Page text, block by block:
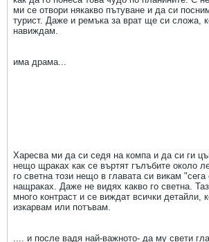
ми се отвори някакво пътуване и да си
турист. Даже и ремъка за врат ще си сложа,
навиждам.
има драма...
Харесва ми да си седя на компа и да си ги
нещо щраках как се въртят гълъбите около
го светна този нещо в главата си викам
нащраках. Даже не видях какво го светна.
много контраст и се виждат всички детайли,
изкарвам или потъвам.
.... и после вадя най-важното- да му свети